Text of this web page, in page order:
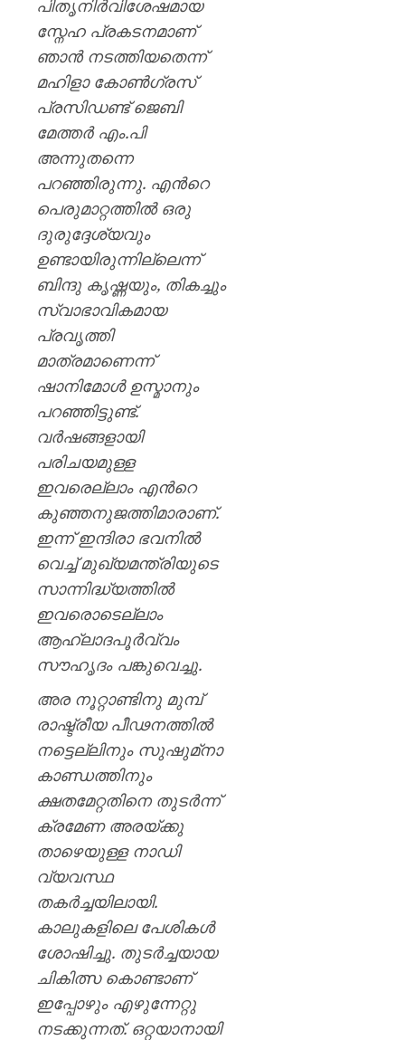
പിതൃനിർവിശേഷമായ
സ്നേഹ പ്രകടനമാണ്
ഞാൻ നടത്തിയതെന്ന്
മഹിളാ കോൺഗ്രസ്
പ്രസിഡണ്ട് ജെബി
മേത്തർ എം.പി
അന്നുതന്നെ
പറഞ്ഞിരുന്നു. എൻറെ
പെരുമാറ്റത്തിൽ ഒരു
ദുരുദ്ദേശ്യവും
ഉണ്ടായിരുന്നില്ലെന്ന്
ബിന്ദു കൃഷ്ണയും, തികച്ചും
സ്വാഭാവികമായ
പ്രവൃത്തി
മാത്രമാണെന്ന്
ഷാനിമോൾ ഉസ്മാനും
പറഞ്ഞിട്ടുണ്ട്.
വർഷങ്ങളായി
പരിചയമുള്ള
ഇവരെല്ലാം എൻറെ
കുഞ്ഞനുജത്തിമാരാണ്.
ഇന്ന് ഇന്ദിരാ ഭവനിൽ
വെച്ച് മുഖ്യമന്ത്രിയുടെ
സാന്നിദ്ധ്യത്തിൽ
ഇവരൊടെല്ലാം
ആഹ്ലാദപൂർവ്വം
സൗഹൃദം പങ്കുവെച്ചു.
അര നൂറ്റാണ്ടിനു മുമ്പ്
രാഷ്ട്രീയ പീഢനത്തിൽ
നട്ടെല്ലിനും സുഷുമ്‌നാ
കാണ്ഡത്തിനും
ക്ഷതമേറ്റതിനെ തുടർന്ന്
ക്രമേണ അരയ്ക്കു
താഴെയുള്ള നാഡി
വ്യവസ്ഥ
തകർച്ചയിലായി.
കാലുകളിലെ പേശികൾ
ശോഷിച്ചു. തുടർച്ചയായ
ചികിത്സ കൊണ്ടാണ്
ഇപ്പോഴും എഴുന്നേറ്റു
നടക്കുന്നത്. ഒറ്റയാനായി